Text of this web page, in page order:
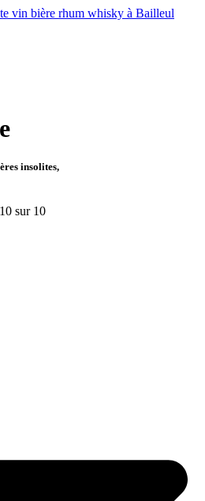
insolites,
sur 10